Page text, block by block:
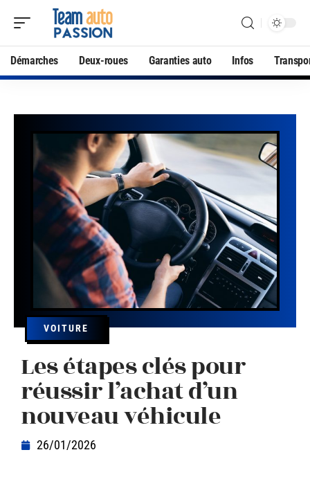
Démarches Deux-roues Garanties auto Infos
VOITURE
Les étapes clés pour
réussir l’achat d’un
nouveau véhicule
26/01/2026